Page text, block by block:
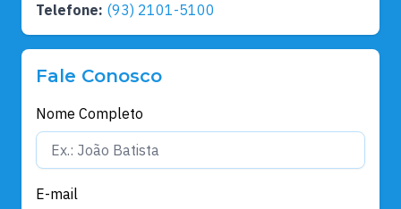
Telefone: (93) 2101-5100
Fale Conosco
Nome Completo
E-mail